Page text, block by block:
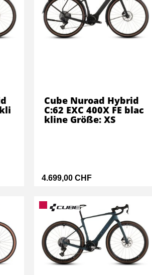
4.699,00 CHF
Cube Nuroad Hybrid
C:62 EXC 400X FE blac
kline Größe: XS